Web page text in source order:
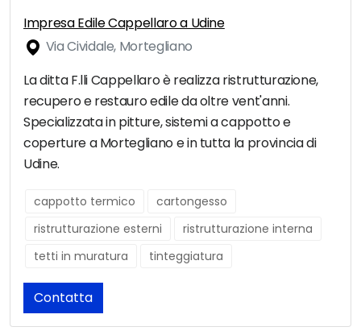
Impresa Edile Cappellaro a Udine
Via Cividale, Mortegliano
La ditta F.lli Cappellaro è realizza ristrutturazione,
recupero e restauro edile da oltre vent'anni.
Specializzata in pitture, sistemi a cappotto e
coperture a Mortegliano e in tutta la provincia di
Udine.
cappotto termico
cartongesso
ristrutturazione esterni
ristrutturazione interna
tetti in muratura
tinteggiatura
Contatta